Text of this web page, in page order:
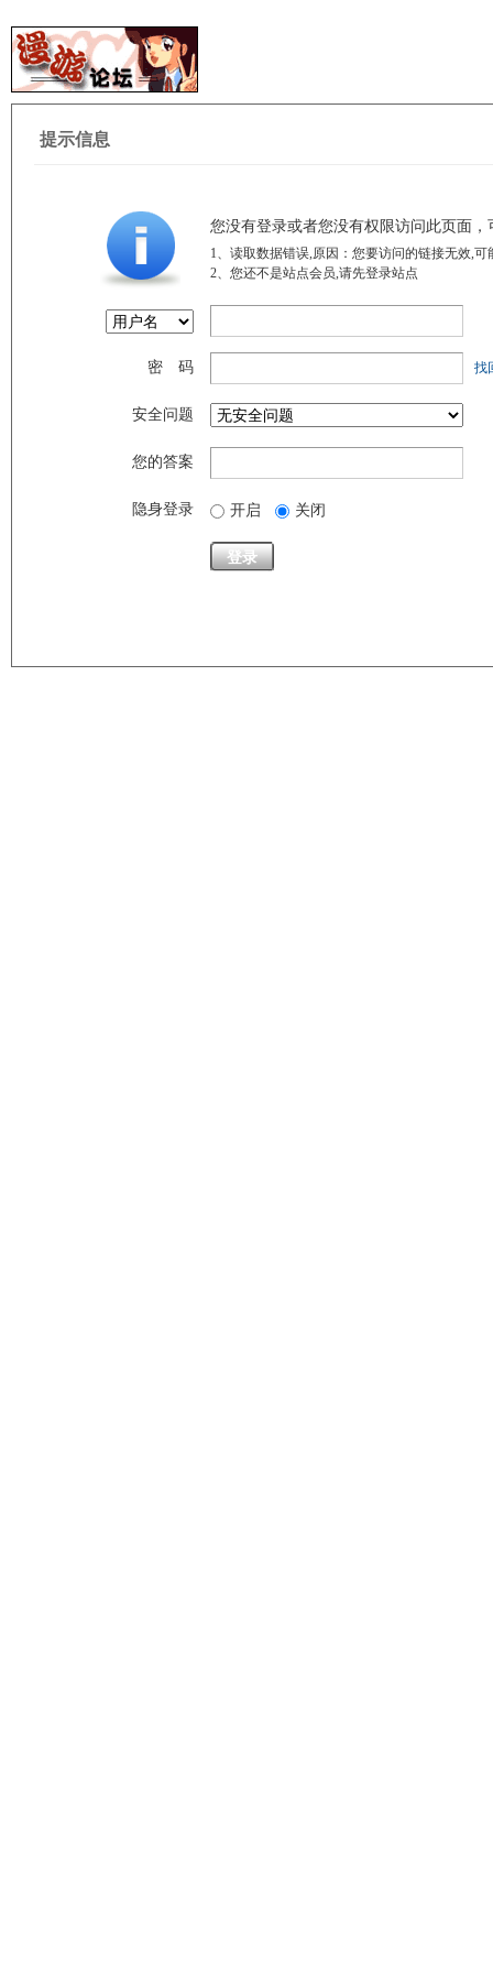
提示信息
您没有登录或者您没有权限访问此页面
1、读取数据错误,原因：您要访问的链接无效,
2、您还不是站点会员,请先登录站点
密 码 找
安全问题
您的答案
隐身登录 开启 关闭
登录